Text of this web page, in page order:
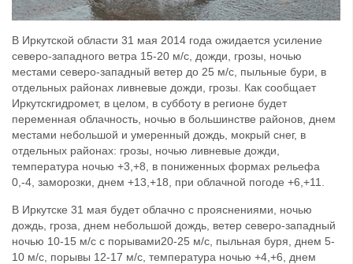
В Иркутской области 31 мая 2014 года ожидается усиление
северо-западного ветра 15-20 м/с, дожди, грозы, ночью
местами северо-западный ветер до 25 м/с, пыльные бури, в
отдельных районах ливневые дожди, грозы. Как сообщает
Иркутскгидромет, в целом, в субботу в регионе будет
переменная облачность, ночью в большинстве районов, днем
местами небольшой и умеренный дождь, мокрый снег, в
отдельных районах: грозы, ночью ливневые дожди,
температура ночью +3,+8, в пониженных формах рельефа
0,-4, заморозки, днем +13,+18, при облачной погоде +6,+11.
В Иркутске 31 мая будет облачно с прояснениями, ночью
дождь, гроза, днем небольшой дождь, ветер северо-западный
ночью 10-15 м/с с порывами20-25 м/с, пыльная буря, днем 5-
10 м/с, порывы 12-17 м/с, температура ночью +4,+6, днем